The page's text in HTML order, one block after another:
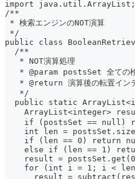
import java.util.ArrayList;
/**
* 検索エンジンのNOT演算
*/
public class
  /**
   * NOT演算処理
* @param postsSet 全ての検
* @return 演算後の転置イン
   */
public static
ArrayList<integer>
if (postsSet == null)
int len =
if (len == 0) return
else if (len == 1)
result =
for (int i = 1; i <
result =